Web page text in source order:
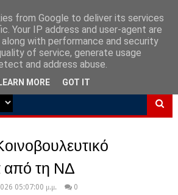
NewPlanet09
από την Ελλάδα και τον κόσμο
από τη ΝΔ
05:07:00 μ.μ. 0
from Google to deliver its services
Your IP address and user-agent are
with performance and security
of service, generate usage
and address abuse.
LEARN MORE GOT IT